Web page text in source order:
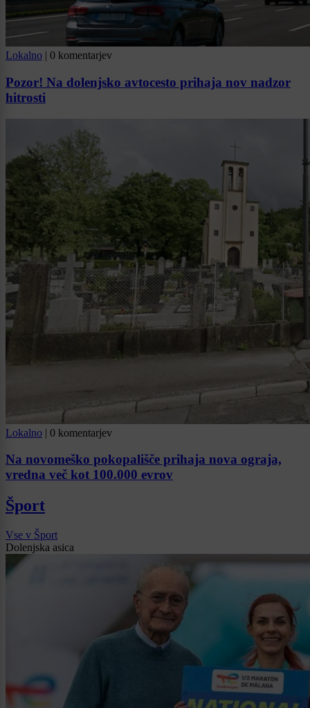
Lokalno | 0 komentarjev
Pozor! Na dolenjsko avtocesto prihaja nov nadzor
hitrosti
Lokalno | 0 komentarjev
Na novomeško pokopališče prihaja nova ograja,
vredna več kot 100.000 evrov
Šport
Vse v Šport
Dolenjska asica